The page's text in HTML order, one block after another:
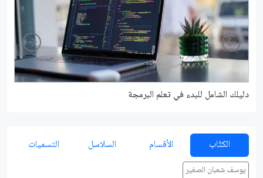
دليلك الشامل للبدء في تعلم البرمجة
Left
الكتّاب الأقسام السلاسل التسميات
يوسف شعبان الصغير